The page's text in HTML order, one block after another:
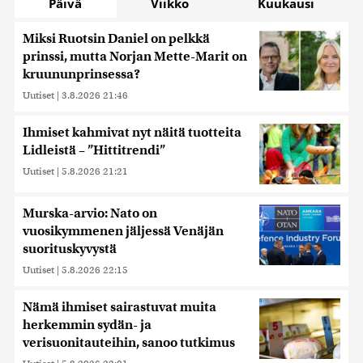
Päivä Viikko Kuukausi
Miksi Ruotsin Daniel on pelkkä
prinssi, mutta Norjan Mette-Marit on
kruununprinsessa?
Uutiset | 3.8.2026 21:46
Ihmiset kahmivat nyt näitä tuotteita
Lidleistä – ”Hittitrendi”
Uutiset | 5.8.2026 21:21
Murska-arvio: Nato on
vuosikymmenen jäljessä Venäjän
suorituskyvystä
Uutiset | 5.8.2026 22:15
Nämä ihmiset sairastuvat muita
herkemmin sydän- ja
verisuonitauteihin, sanoo tutkimus